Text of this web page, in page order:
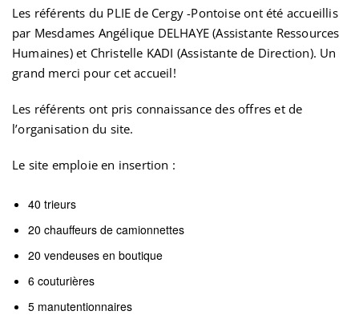
Les référents du PLIE de Cergy -Pontoise ont été accueillis
par Mesdames Angélique DELHAYE (Assistante Ressources
Humaines) et Christelle KADI (Assistante de Direction). Un
grand merci pour cet accueil!
Les référents ont pris connaissance des offres et de
l’organisation du site.
Le site emploie en insertion :
40 trieurs
20 chauffeurs de camionnettes
20 vendeuses en boutique
6 couturières
5 manutentionnaires